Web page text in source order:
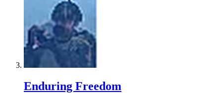
Enduring Freedom